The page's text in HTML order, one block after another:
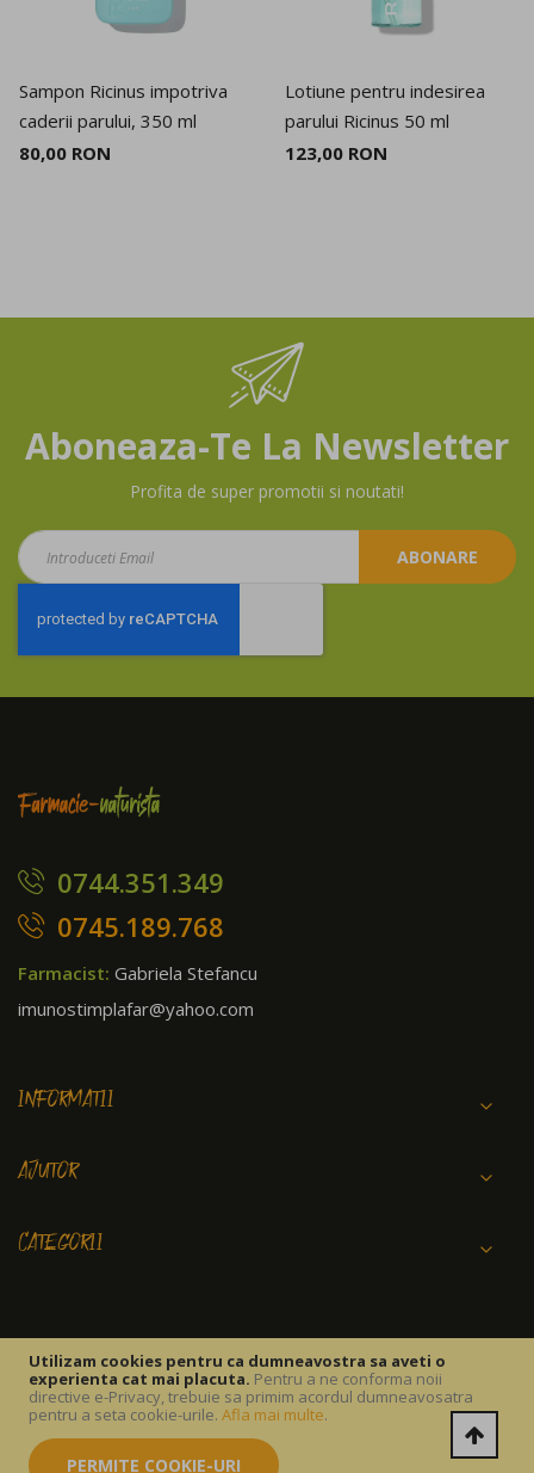
Utilizam cookies pentru ca dumneavostra sa aveti o
experienta cat mai placuta. Pentru a ne conforma noii
directive e-Privacy, trebuie sa primim acordul dumneavosatra
pentru a seta cookie-urile. Afla mai multe.
PERMITE COOKIE-URI
Sampon Ricinus impotriva
caderii parului, 350 ml
80,00 RON
Lotiune pentru indesirea
parului Ricinus 50 ml
123,00 RON
Aboneaza-Te La Newsletter
Profita de super promotii si noutati!
Aboneaza-
te
newsletter:
ABONARE
0744.351.349
0745.189.768
Farmacist: Gabriela Stefancu
imunostimplafar@yahoo.com
INFORMATII
AJUTOR
CATEGORII
Copyright © 2026 IMUNOSTIM FARM SRL.